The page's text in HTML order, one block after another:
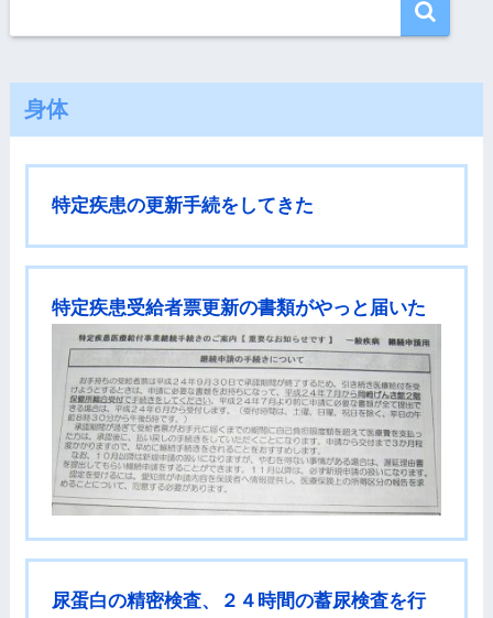
身体
特定疾患の更新手続をしてきた
特定疾患受給者票更新の書類がやっと届いた
尿蛋白の精密検査、２４時間の蓄尿検査を行